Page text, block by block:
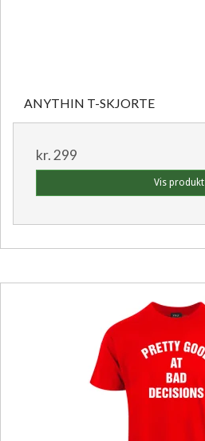
ANYTHIN T-SKJORTE
kr. 299
Vis produkt